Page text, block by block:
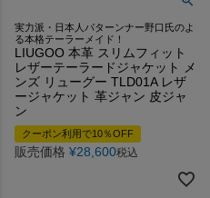
実力派・日本人パターンナー野口氏のよ
る本格テーラーメイド！
LIUGOO 本革 スリムフィット
レザーテーラードジャケット メ
ンズ リューグー TLD01A レザ
ージャケット 革ジャン 皮ジャ
ン
クーポン利用で10％OFF
販売価格 ¥28,600税込